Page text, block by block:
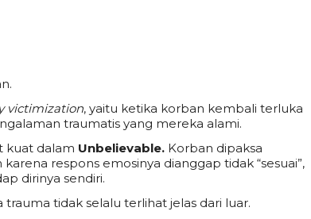
victimization, yaitu ketika korban kembali terluka
traumatis yang mereka alami.
kuat dalam Unbelievable. Korban dipaksa
respons emosinya dianggap tidak “sesuai”,
dirinya sendiri.
tidak selalu terlihat jelas dari luar.